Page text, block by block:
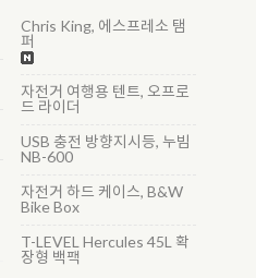
Chris King, 에스프레소 탬
퍼
자전거 여행용 텐트, 오프로
드 라이더
USB 충전 방향지시등, 누빔
NB-600
자전거 하드 케이스, B&W
Bike Box
T-LEVEL Hercules 45L 확
장형 백팩